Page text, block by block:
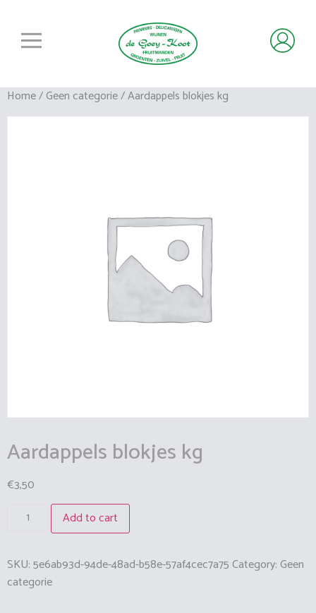
Home/Geen categorie/ Aardappels blokjes kg
Aardappels blokjes kg
€3,50
Add to cart
SKU:5e6ab93d-94de-48ad-b58e-57af4cec7a75 Category: Geen
categorie